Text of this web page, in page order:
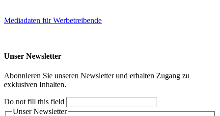
Mediadaten für Werbetreibende
Unser Newsletter
Abonnieren Sie unseren Newsletter und erhalten Zugang zu
exklusiven Inhalten.
Do not fill this field
Unser Newsletter